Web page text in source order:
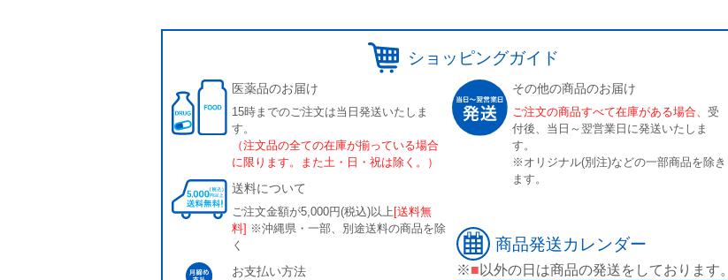
ショッピングガイド
医薬品のお届け
15時までのご注文は当日発送いたしま
す。
（注文品の全ての在庫が揃っている場合
に限ります。また土・日・祝は除く。）
送料について
ご注文金額が5,000円(税込)以上 [送料無
料] ※沖縄県・一部、別途送料の商品を除
く
お支払い方法
その他の商品のお届け
ご注文の商品すべて在庫がある場合、 受
付後、当日～翌営業日に発送いたしま
す。
※オリジナル(別注)などの一部商品を除き
ます。
商品発送カレンダー
※■以外の日は商品の発送をしております。